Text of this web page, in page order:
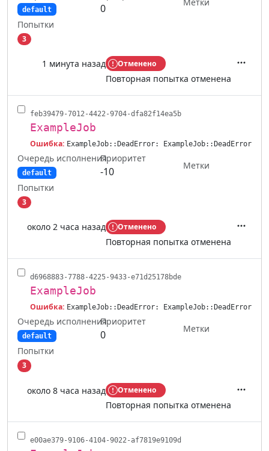
default 0
Попытки
3
1 минута назад Отменено
Повторная попытка отменена
feb39479-7012-4422-9704-dfa82f14ea5b
ExampleJob
Ошибка: ExampleJob::DeadError: ExampleJob::DeadError
Очередь исполнения
default
Приоритет
-10
Метки
Попытки
3
около 2 часа назад Отменено
Повторная попытка отменена
d6968883-7788-4225-9433-e71d25178bde
ExampleJob
Ошибка: ExampleJob::DeadError: ExampleJob::DeadError
Очередь исполнения
default
Приоритет
0
Метки
Попытки
3
около 8 часа назад Отменено
Повторная попытка отменена
e00ae379-9106-4104-9022-af7819e9109d